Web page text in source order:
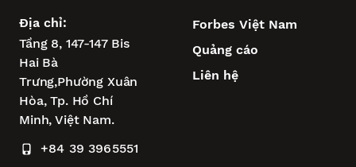
Địa chỉ:
Tầng 8, 147-147 Bis
Hai Bà
Trưng,Phường Xuân
Hòa,Tp. Hồ Chí
Minh, Việt Nam.
+84 39 3965551
Forbes Việt Nam
Quảng cáo
Liên hệ